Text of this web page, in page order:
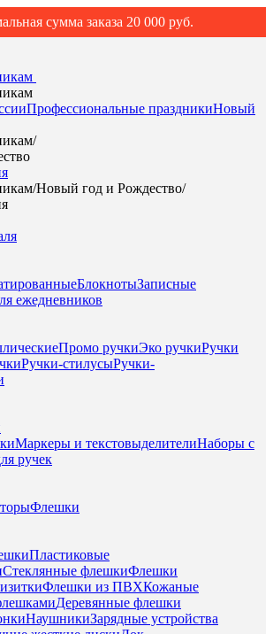
сумма заказа 20 000 руб.
Профессиональные праздникиНовый
/
/Новый год и Рождество/
БлокнотыЗаписные
ежедневников
Промо ручкиЭко ручкиРучки
Ручки-стилусыРучки-
Маркеры и текстовыделителиНаборы с
ручек
Флешки
Пластиковые
Стеклянные флешкиФлешки
Флешки из ПВХКожаные
Деревянные флешки
НаушникиЗарядные устройства